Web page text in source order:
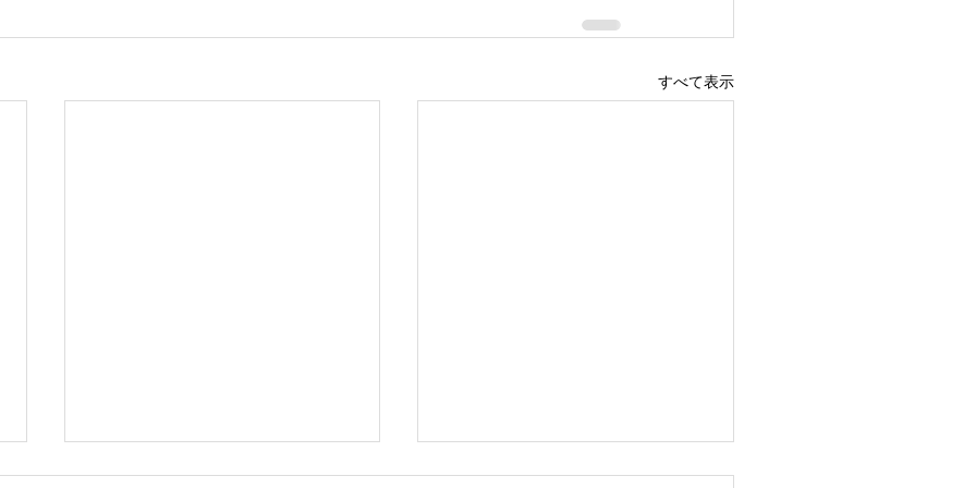
すべて表示